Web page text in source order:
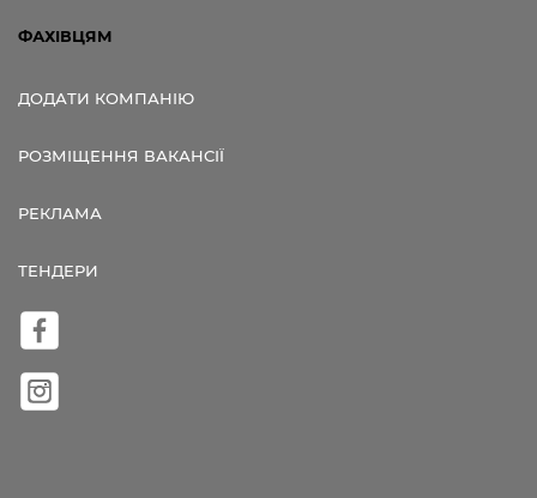
ФАХІВЦЯМ
ДОДАТИ КОМПАНІЮ
РОЗМІЩЕННЯ ВАКАНСІЇ
РЕКЛАМА
ТЕНДЕРИ